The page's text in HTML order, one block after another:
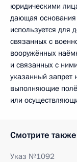
юридическими
дающая основания
используется для
связанных с
вооружённых
и связанных с
указанный запрет
выполняющие
или
Смотрите также
Указ №1092